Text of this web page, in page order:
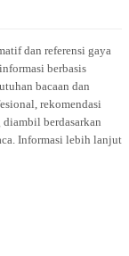
dan referensi gaya
berbasis
bacaan dan
rekomendasi
berdasarkan
Informasi lebih lanjut